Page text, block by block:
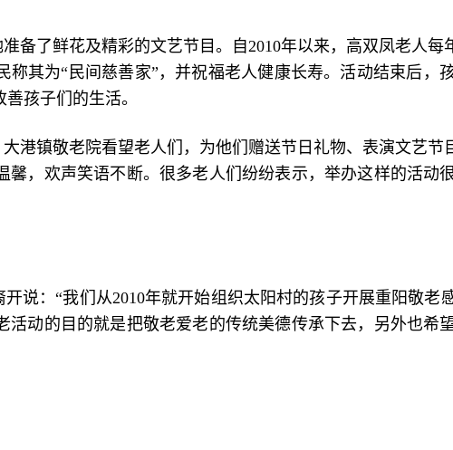
备了鲜花及精彩的文艺节目。自2010年以来，高双凤老人
其为“民间慈善家”，并祝福老人健康长寿。活动结束后
孩子们的生活。
港镇敬老院看望老人们，为他们赠送节日礼物、表演文艺
，欢声笑语不断。很多老人们纷纷表示，举办这样的活动
说：“我们从2010年就开始组织太阳村的孩子开展重阳敬
动的目的就是把敬老爱老的传统美德传承下去，另外也希